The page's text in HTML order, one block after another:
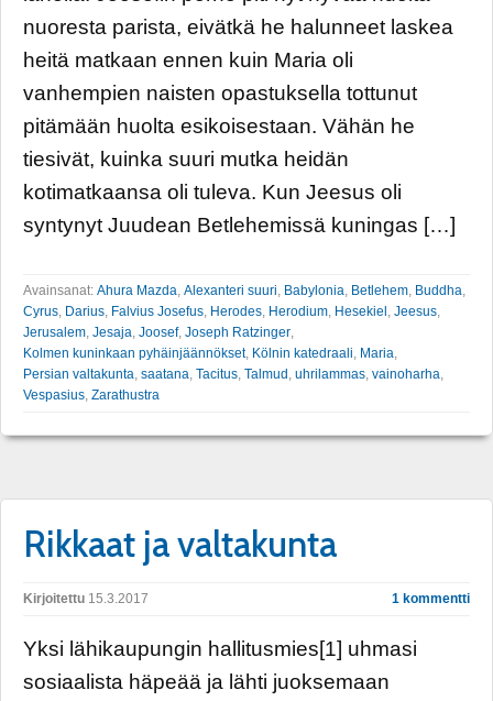
nuoresta parista, eivätkä he halunneet laskea
heitä matkaan ennen kuin Maria oli
vanhempien naisten opastuksella tottunut
pitämään huolta esikoisestaan. Vähän he
tiesivät, kuinka suuri mutka heidän
kotimatkaansa oli tuleva. Kun Jeesus oli
syntynyt Juudean Betlehemissä kuningas […]
Avainsanat: Ahura Mazda Alexanteri suuri Babylonia Betlehem Buddha
Cyrus Darius Falvius Josefus Herodes Herodium Hesekiel Jeesus
Jerusalem Jesaja Joosef, Joseph Ratzinger
Kolmen kuninkaan pyhäinjäännökset, Kölnin katedraali Maria
Persian valtakunta saatana Tacitus Talmud uhrilammas vainoharha
Vespasius Zarathustra
Rikkaat ja valtakunta
Kirjoitettu 15.3.2017 1 kommentti
Yksi lähikaupungin hallitusmies[1] uhmasi
sosiaalista häpeää ja lähti juoksemaan